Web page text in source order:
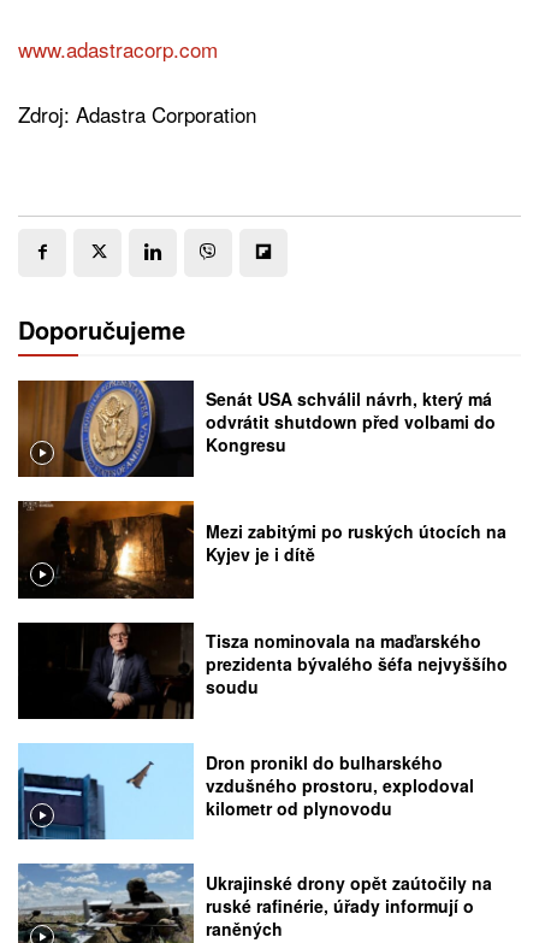
www.adastracorp.com
Zdroj: Adastra Corporation
Doporučujeme
Senát USA schválil návrh, který má
odvrátit shutdown před volbami do
Kongresu
Mezi zabitými po ruských útocích na
Kyjev je i dítě
Tisza nominovala na maďarského
prezidenta bývalého šéfa nejvyššího
soudu
Dron pronikl do bulharského
vzdušného prostoru, explodoval
kilometr od plynovodu
Ukrajinské drony opět zaútočily na
ruské rafinérie, úřady informují o
raněných